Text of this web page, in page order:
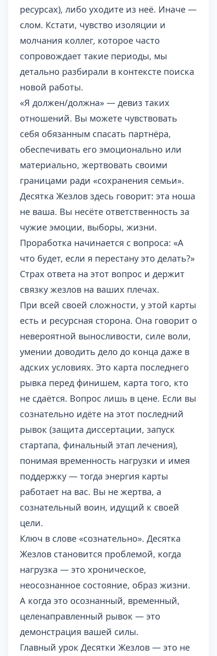
ресурсах), либо уходите из неё. Иначе —
слом. Кстати, чувство изоляции и
молчания коллег, которое часто
сопровождает такие периоды, мы
детально разбирали в контексте поиска
новой работы.
«Я должен/должна» — девиз таких
отношений. Вы можете чувствовать
себя обязанным спасать партнёра,
обеспечивать его эмоционально или
материально, жертвовать своими
границами ради «сохранения семьи».
Десятка Жезлов здесь говорит: эта ноша
не ваша. Вы несёте ответственность за
чужие эмоции, выборы, жизни.
Проработка начинается с вопроса: «А
что будет, если я перестану это делать?»
Страх ответа на этот вопрос и держит
связку жезлов на ваших плечах.
При всей своей сложности, у этой карты
есть и ресурсная сторона. Она говорит о
невероятной выносливости, силе воли,
умении доводить дело до конца даже в
адских условиях. Это карта последнего
рывка перед финишем, карта того, кто
не сдаётся. Вопрос лишь в цене. Если вы
сознательно идёте на этот последний
рывок (защита диссертации, запуск
стартапа, финальный этап лечения),
понимая временность нагрузки и имея
поддержку — тогда энергия карты
работает на вас. Вы не жертва, а
сознательный воин, идущий к своей
цели.
Ключ в слове «сознательно». Десятка
Жезлов становится проблемой, когда
нагрузка — это хроническое,
неосознанное состояние, образ жизни.
А когда это осознанный, временный,
целенаправленный рывок — это
демонстрация вашей силы.
Главный урок Десятки Жезлов — это не